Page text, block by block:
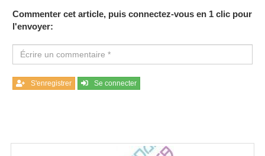
Commenter cet article, puis connectez-vous en 1 clic pour
l'envoyer:
S'enregistrer Se connecter